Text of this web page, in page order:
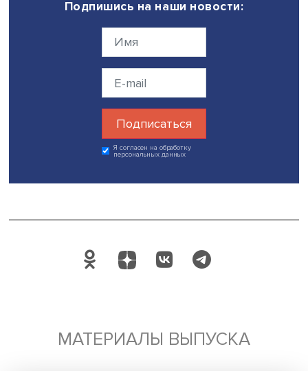
заметил докладчик. Взаимоотношения между
сложно: сначала они сотрудничали, но затем юристы
сконцентрировались на защите профессиональных
Касаясь вопроса о доверии, Евгений Крестьянников
пример историю выпускницы Петербургского
мещан, которые высоко оценивали ее работу и
почему она не может представлять их интересы в судах.
Наконец, по данным дореволюционных опросов
юристов, о доверии клиентов заявили более 90%
юридические основания вступления женщин в
многие адвокаты искренне думали, что женщина не
общаться с низостью, встречающейся в уголовных
докладчик.